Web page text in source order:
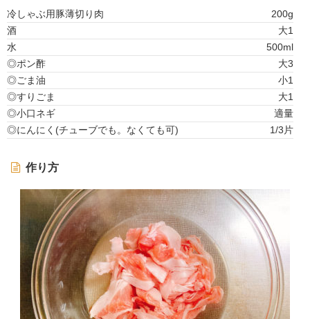
冷しゃぶ用豚薄切り肉
200g
酒
大1
水
500ml
◎ポン酢
大3
◎ごま油
小1
◎すりごま
大1
◎小口ネギ
適量
◎にんにく(チューブでも。なくても可)
1/3片
作り方